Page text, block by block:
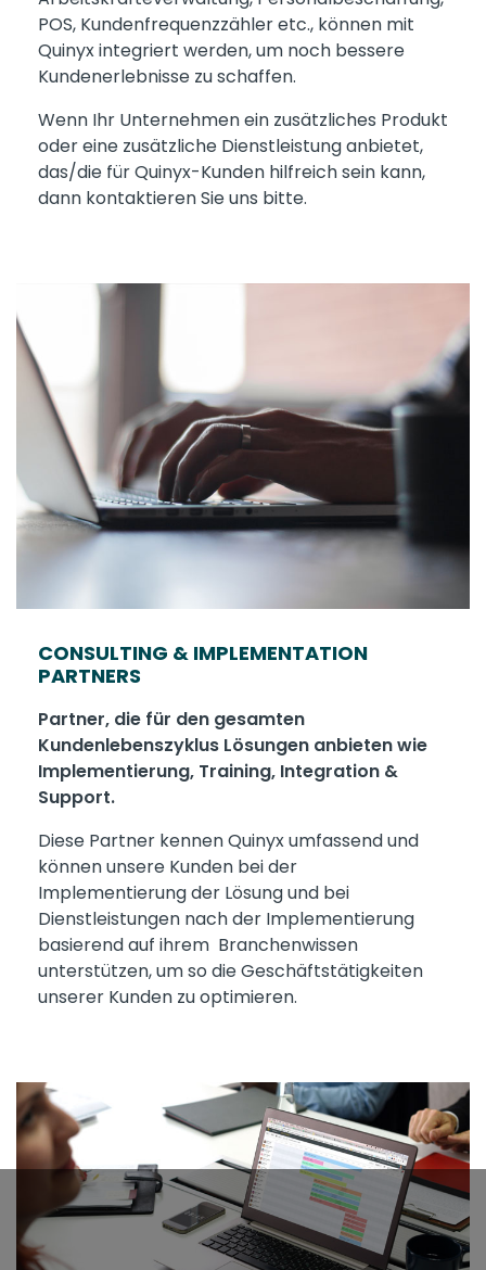
POS, Kundenfrequenzzähler etc., können mit
Quinyx integriert werden, um noch bessere
Kundenerlebnisse zu schaffen.
Wenn Ihr Unternehmen ein zusätzliches Produkt
oder eine zusätzliche Dienstleistung anbietet,
das/die für Quinyx-Kunden hilfreich sein kann,
dann kontaktieren Sie uns bitte.
CONSULTING & IMPLEMENTATION
PARTNERS
Partner, die für den gesamten
Kundenlebenszyklus Lösungen anbieten wie
Implementierung, Training, Integration &
Support.
Diese Partner kennen Quinyx umfassend und
können unsere Kunden bei der
Implementierung der Lösung und bei
Dienstleistungen nach der Implementierung
basierend auf ihrem Branchenwissen
unterstützen, um so die Geschäftstätigkeiten
unserer Kunden zu optimieren.